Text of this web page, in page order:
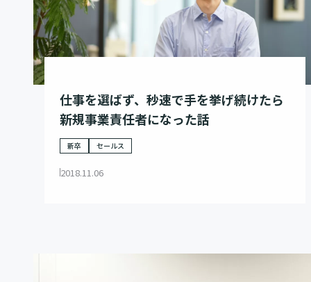
仕事を選ばず、秒速で手を挙げ続けたら
新規事業責任者になった話
新卒 セールス
2018.11.06